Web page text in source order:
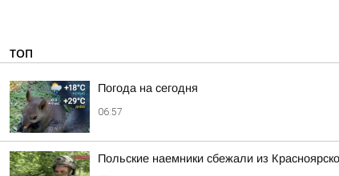
ТОП
Погода на сегодня
06:57
Польские наемники сбежали из